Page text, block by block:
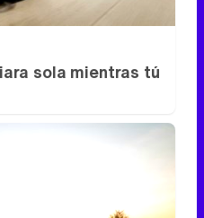
sola mientras tú